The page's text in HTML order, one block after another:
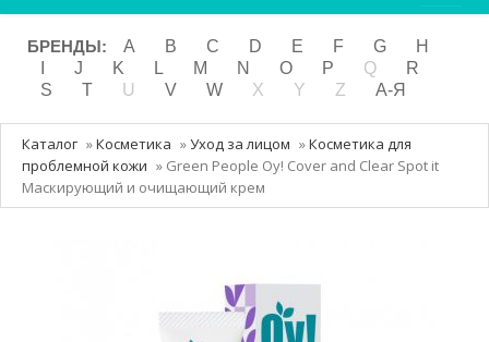
Ароматерапия
Витамины
Детям и мамам
Косметика
Маникюр и педикюр
БРЕНДЫ: A B C D E F G
H
J K L M N O P Q
R
S
T U V W X Y Z А-Я
Каталог »Косметика »Уход за лицом »Косметика для
проблемной кожи » Green People Oy! Cover and Clear Spot it
Маскирующий и очищающий крем